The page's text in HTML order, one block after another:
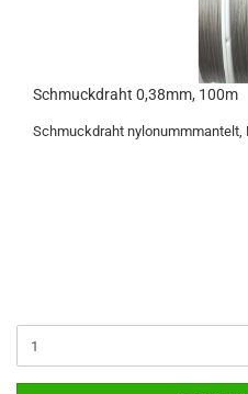
Schmuckdraht 0,38mm, 100m
Schmuckdraht